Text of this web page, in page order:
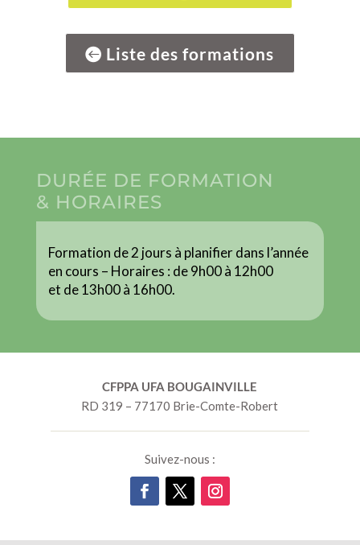
Liste des formations
DURÉE DE FORMATION
& HORAIRES
Formation de 2 jours à planifier dans l’année
en cours – Horaires : de 9h00 à 12h00
et de 13h00 à 16h00.
CFPPA UFA BOUGAINVILLE
RD 319 – 77170 Brie-Comte-Robert
Suivez-nous :